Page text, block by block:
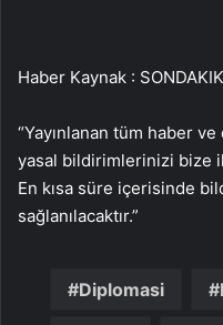
Haber Kaynak :
“Yayınlanan tüm haber
yasal bildirimlerinizi bize
En kısa süre içerisinde
sağlanılacaktır.”
Diplomasi